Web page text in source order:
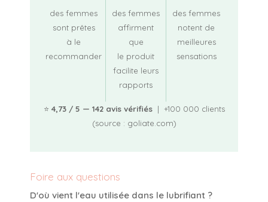
des femmes
sont prêtes
à le
recommander
des femmes
affirment
que
le produit
facilite leurs
rapports
des femmes
notent de
meilleures
sensations
⭐ 4,73 / 5 — 142 avis vérifiés| +100 000 clients
(source : goliate.com)
Foire aux questions
D'où vient l'eau utilisée dans le lubrifiant ?